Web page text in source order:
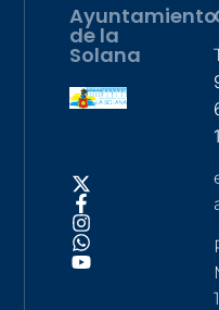
Ayuntamiento
de la
Solana